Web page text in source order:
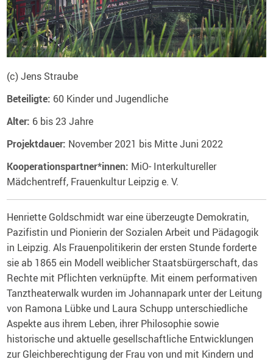
(c) Jens Straube
Beteiligte: 60 Kinder und Jugendliche
Alter: 6 bis 23 Jahre
Projektdauer: November 2021 bis Mitte Juni 2022
Kooperationspartner*innen: MiO- Interkultureller
Mädchentreff, Frauenkultur Leipzig e. V.
Henriette Goldschmidt war eine überzeugte Demokratin,
Pazifistin und Pionierin der Sozialen Arbeit und Pädagogik
in Leipzig. Als Frauenpolitikerin der ersten Stunde forderte
sie ab 1865 ein Modell weiblicher Staatsbürgerschaft, das
Rechte mit Pflichten verknüpfte. Mit einem performativen
Tanztheaterwalk wurden im Johannapark unter der Leitung
von Ramona Lübke und Laura Schupp unterschiedliche
Aspekte aus ihrem Leben, ihrer Philosophie sowie
historische und aktuelle gesellschaftliche Entwicklungen
zur Gleichberechtigung der Frau von und mit Kindern und